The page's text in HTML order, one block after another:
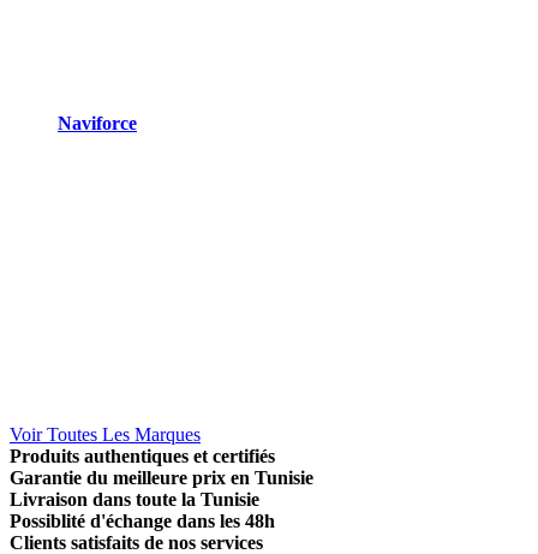
Naviforce
Voir Toutes Les Marques
Produits authentiques et certifiés
Garantie du meilleure prix en Tunisie
Livraison dans toute la Tunisie
Possiblité d'échange dans les 48h
Clients satisfaits de nos services